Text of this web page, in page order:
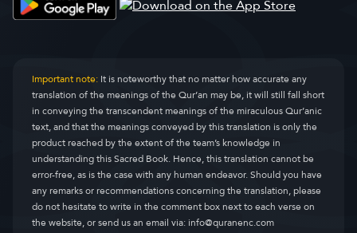
Important note:It is noteworthy that no matter how accurate any
translation of the meanings of the Qur’an may be, it will still fall short
in conveying the transcendent meanings of the miraculous Qur’anic
text, and that the meanings conveyed by this translation is only the
product reached by the extent of the team’s knowledge in
understanding this Sacred Book. Hence, this translation cannot be
error-free, as is the case with any human endeavor. Should you have
any remarks or recommendations concerning the translation, please
do not hesitate to write in the comment box next to each verse on
the website, or send us an email via:info@quranenc.com